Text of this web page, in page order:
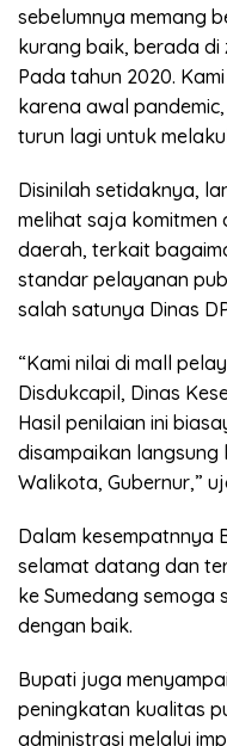
sebelumnya memang
kurang baik, berada di
Pada tahun 2020.
karena awal
turun lagi untuk
Disinilah setidaknya,
melihat saja
daerah, terkait
standar pelayanan
salah satunya Dinas
“Kami nilai di mall
Disdukcapil, Dinas
Hasil penilaian ini
disampaikan langsung
Walikota, Gubernur,”
Dalam kesempatnnya
selamat datang dan
ke Sumedang semoga
dengan baik.
Bupati juga
peningkatan kualitas
administrasi melalui